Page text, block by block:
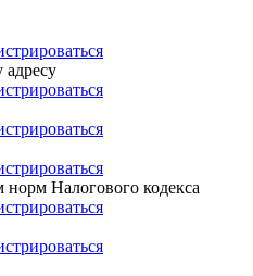
адресу
Налогового кодекса